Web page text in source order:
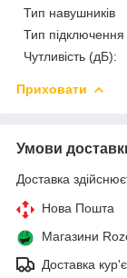
Тип навушників
Тип підключення
Чутливість (дБ):
Приховати
Умови
Доставка
Нова Пошта
Магазини
Доставка